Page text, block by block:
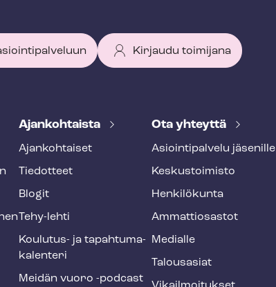
Kirjaudu toimijana
Ajankohtaista
Ajankohtaiset
Tiedotteet
Blogit
Tehy-lehti
Koulutus- ja ta­pah­tu­ma­
ka­len­te­ri
Meidän vuoro -podcast
Ota yhteyttä
Asioin­ti­pal­ve­lu jäsenille
Keskustoimisto
Henkilökunta
Ammattiosastot
Medialle
Talousasiat